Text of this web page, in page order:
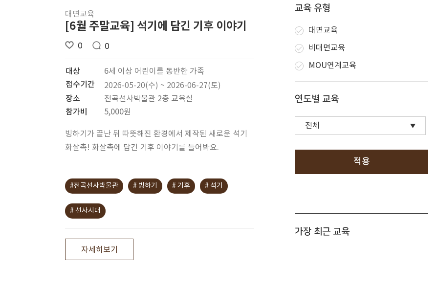
대면교육
[6월 주말교육] 석기에 담긴 기후 이야기
0 0
대상
6세 이상 어린이를 동반한 가족
접수기간
2026-05-20(수) ~ 2026-06-27(토)
장소
전곡선사박물관 2층 교육실
참가비
5,000원
빙하기가 끝난 뒤 따뜻해진 환경에서 제작된 새로운 석기
화살촉! 화살촉에 담긴 기후 이야기를 들어봐요.
#전곡선사박물관 # 빙하기 # 기후 # 석기
# 선사시대
자세히보기
교육 유형
대면교육
비대면교육
MOU연계교육
연도별 교육
적용
가장 최근 교육